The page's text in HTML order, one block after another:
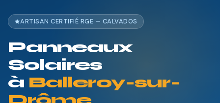
ARTISAN CERTIFIÉ RGE — CALVADOS
Panneaux
Solaires
à Balleroy-sur-